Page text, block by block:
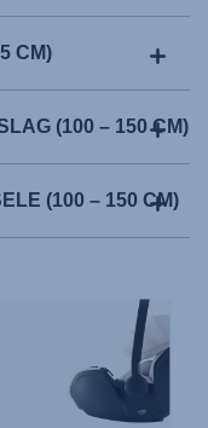
CM)
(100 – 150 CM)
(100 – 150 CM)